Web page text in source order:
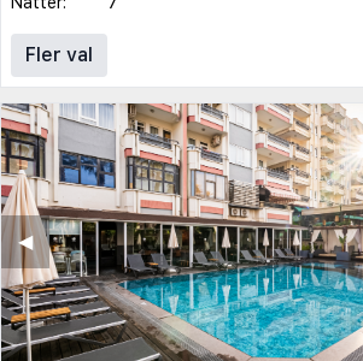
Fler val
◀︎